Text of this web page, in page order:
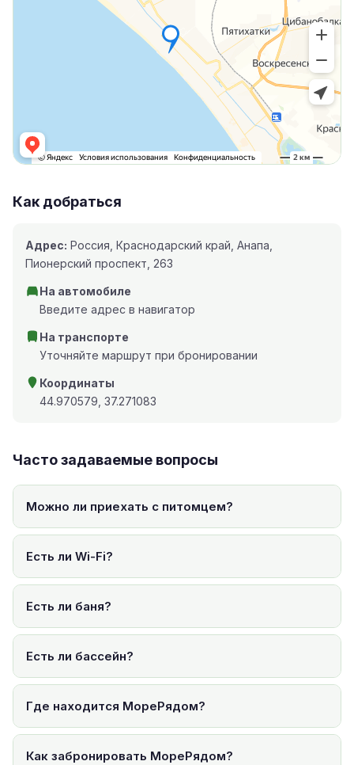
Как добраться
Адрес: Россия, Краснодарский край, Анапа,
Пионерский проспект, 263
На автомобиле
Введите адрес в навигатор
На транспорте
Уточняйте маршрут при бронировании
Координаты
44.970579, 37.271083
Часто задаваемые вопросы
Можно ли приехать с питомцем?
Есть ли Wi-Fi?
Есть ли баня?
Есть ли бассейн?
Где находится МореРядом?
Как забронировать МореРядом?